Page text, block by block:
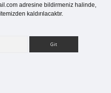
adresine bildirmeniz halinde,
kaldırılacaktır.